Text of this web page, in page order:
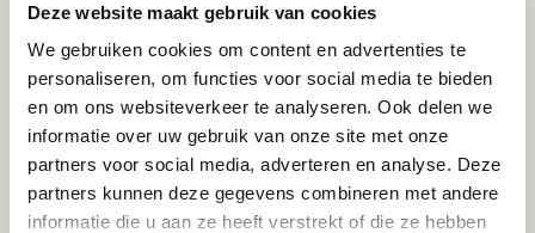
Deze website maakt gebruik van cookies
We gebruiken cookies om content en advertenties te
personaliseren, om functies voor social media te bieden
en om ons websiteverkeer te analyseren. Ook delen we
informatie over uw gebruik van onze site met onze
partners voor social media, adverteren en analyse. Deze
partners kunnen deze gegevens combineren met andere
informatie die u aan ze heeft verstrekt of die ze hebben
Adoptie 06-08-2026
Alen
Tilburg